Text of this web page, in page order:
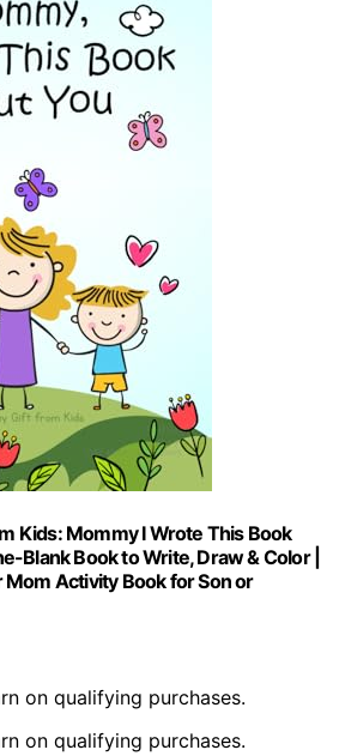
Kids: Mommy I Wrote This Book
Blank Book to Write, Draw & Color |
Activity Book for Son or
on qualifying purchases.
on qualifying purchases.